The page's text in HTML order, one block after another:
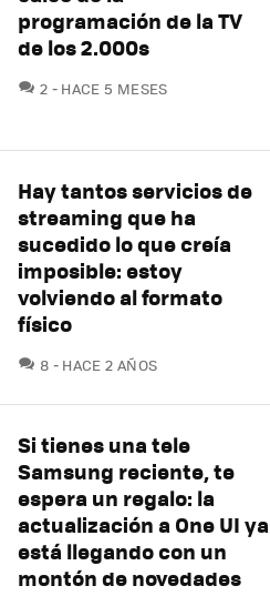
programación de la TV
de los 2.000s
2 COMENTARIOS
HACE 5 MESES
Hay tantos servicios de
streaming que ha
sucedido lo que creía
imposible: estoy
volviendo al formato
físico
8 COMENTARIOS
HACE 2 AÑOS
Si tienes una tele
Samsung reciente, te
espera un regalo: la
actualización a One UI ya
está llegando con un
montón de novedades